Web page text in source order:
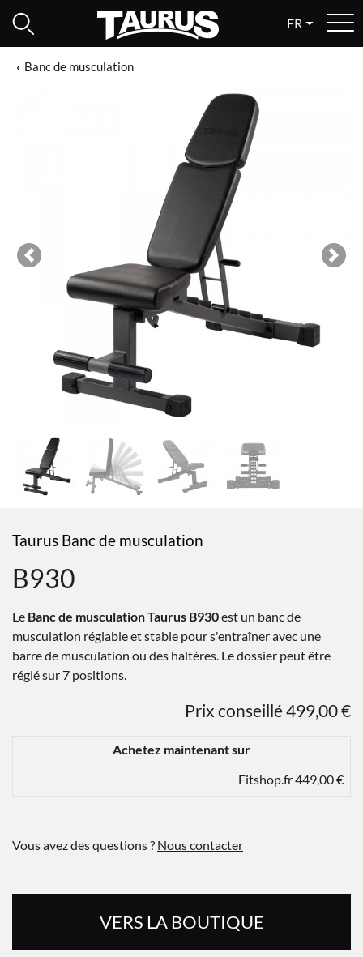
FR
Banc de musculation
Previous Next
Taurus Banc de musculation
B930
Le Banc de musculation Taurus B930est un banc de
musculation réglable et stable pour s'entraîner avec une
barre de musculation ou des haltères. Le dossier peut être
réglé sur 7 positions.
Prix conseillé 499,00 €
Achetez maintenant sur
Fitshop.fr 449,00 €
Vous avez des questions ? Nous contacter
VERS LA BOUTIQUE